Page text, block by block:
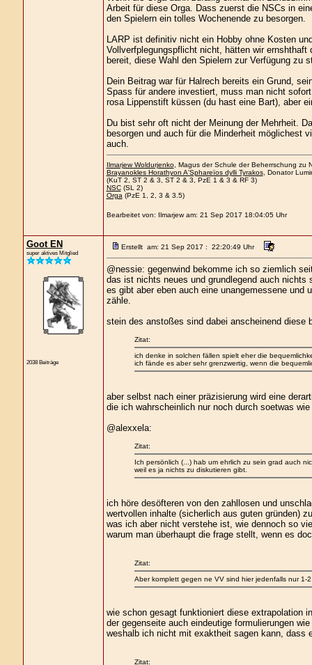
Arbeit für diese Orga. Dass zuerst die NSCs in
den Spielern ein tolles Wochenende zu besorgen.
LARP ist definitiv nicht ein Hobby ohne Kosten
Vollverfplegungspflicht nicht, hätten wir
bereit, diese Wahl den Spielern zur Verfügung zu
Dein Beitrag war für Halrech bereits ein Grund,
Spass für andere investiert, muss man nicht
rosa Lippenstift küssen (du hast eine Bart), aber
Du bist sehr oft nicht der Meinung der Mehrheit.
besorgen und auch für die Minderheit möglichest
auch.
Ilmarjew Woldurjenko, Magus der Schule der Beherrschung zu
Brayanokles Horathyon A'Sphareïos dylli Tyrakos, Donator
(KuT 2, ST 2 & 3, ST 2 & 3, PzE 1 & 3 & RF 3)
NSC(SL 2)
Orga (PzE 1, 2, 3 & 3.5)
Bearbeitet von: Ilmarjew am: 21 Sep 2017 18:04:05 Uhr
Goot EN
super aktives Mitglied
2038 Beiträge
Erstellt am: 21 Sep 2017 : 22:20:49 Uhr
@nessie: gegenwind bekomme ich so ziemlich
das ist nichts neues und grundlegend auch nichts
es gibt aber eben auch eine unangemessene und
zähle.
stein des anstoßes sind dabei anscheinend diese
Zitat:
ich denke in solchen fällen spielt eher die
ich fände es aber sehr grenzwertig, wenn die
aber selbst nach einer präzisierung wird eine
die ich wahrscheinlich nur noch durch soetwas
@alexxela:
Zitat:
Ich persönlich (...) hab um ehrlich zu sein grad auch
weil es ja nichts zu diskutieren gibt.
ich höre desöfteren von den zahllosen und
wertvollen inhalte (sicherlich aus guten gründen)
was ich aber nicht verstehe ist, wie dennoch so
warum man überhaupt die frage stellt, wenn es
Zitat:
Aber komplett gegen ne VV sind hier jedenfalls nur 1-
wie schon gesagt funktioniert diese extrapolation
der gegenseite auch eindeutige formulierungen
weshalb ich nicht mit exaktheit sagen kann, dass
Zitat: